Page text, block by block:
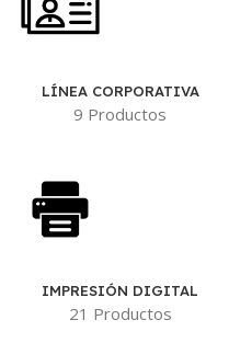
LÍNEA CORPORATIVA
9 Productos
IMPRESIÓN DIGITAL
21 Productos